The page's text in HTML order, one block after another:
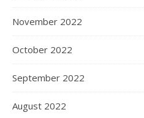
November 2022
October 2022
September 2022
August 2022